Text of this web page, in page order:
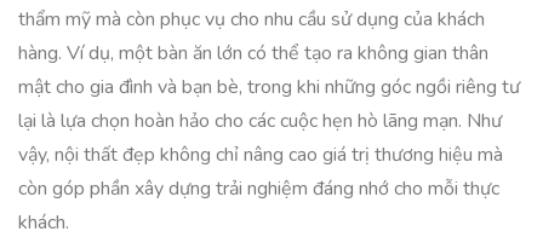
thẩm mỹ mà còn phục vụ cho nhu cầu sử dụng của khách
hàng. Ví dụ, một bàn ăn lớn có thể tạo ra không gian thân
mật cho gia đình và bạn bè, trong khi những góc ngồi riêng tư
lại là lựa chọn hoàn hảo cho các cuộc hẹn hò lãng mạn. Như
vậy, nội thất đẹp không chỉ nâng cao giá trị thương hiệu mà
còn góp phần xây dựng trải nghiệm đáng nhớ cho mỗi thực
khách.